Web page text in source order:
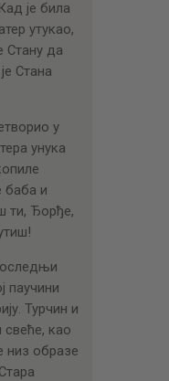
је била
утукао,
Стану да
Стана
у
унука
баба и
ти, Ђорђе,
паучини
Турчин и
свеће, као
низ образе